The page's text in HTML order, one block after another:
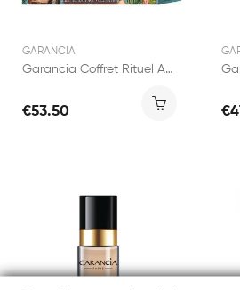
GARANCIA
Garancia Coffret Rituel Anti Âge Fermeté
€53.50